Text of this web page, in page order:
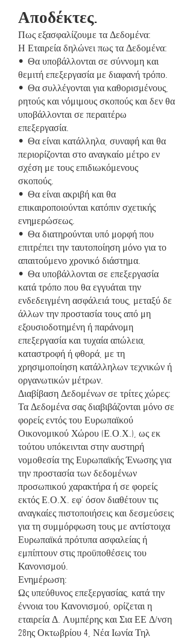
Αποδέκτες.
Πως εξασφαλίζουμε τα Δεδομένα:
Η Εταιρεία δηλώνει πως τα Δεδομένα:
• Θα υποβάλλονται σε σύννομη και
θεμιτή επεξεργασία με διαφανή τρόπο.
• Θα συλλέγονται για καθορισμένους,
ρητούς και νόμιμους σκοπούς και δεν θα
υποβάλλονται σε περαιτέρω
επεξεργασία.
• Θα είναι κατάλληλα, συναφή και θα
περιορίζονται στο αναγκαίο μέτρο εν
σχέση με τους επιδιωκόμενους
σκοπούς.
• Θα είναι ακριβή και θα
επικαιροποιούνται κατόπιν σχετικής
ενημερώσεως.
• Θα διατηρούνται υπό μορφή που
επιτρέπει την ταυτοποίηση μόνο για το
απαιτούμενο χρονικό διάστημα.
• Θα υποβάλλονται σε επεξεργασία
κατά τρόπο που θα εγγυάται την
ενδεδειγμένη ασφάλειά τους, μεταξύ δε
άλλων την προστασία τους από μη
εξουσιοδοτημένη ή παράνομη
επεξεργασία και τυχαία απώλεια,
καταστροφή ή φθορά, με τη
χρησιμοποίηση κατάλληλων τεχνικών ή
οργανωτικών μέτρων.
Διαβίβαση Δεδομένων σε τρίτες χώρες:
Τα Δεδομένα σας διαβιβάζονται μόνο σε
φορείς εντός του Ευρωπαϊκού
Οικονομικού Χώρου (Ε.Ο.Χ.), ως εκ
τούτου υπόκεινται στην αυστηρή
νομοθεσία της Ευρωπαϊκής Ένωσης για
την προστασία των δεδομένων
προσωπικού χαρακτήρα ή σε φορείς
εκτός Ε.Ο.Χ. εφ’ όσον διαθέτουν τις
αναγκαίες πιστοποιήσεις και δεσμεύσεις
για τη συμμόρφωση τους με αντίστοιχα
Ευρωπαϊκά πρότυπα ασφαλείας ή
εμπίπτουν στις προϋποθέσεις του
Κανονισμού.
Ενημέρωση:
Ως υπεύθυνος επεξεργασίας, κατά την
έννοια του Κανονισμού, ορίζεται η
εταιρεία Δ. Λυμπέρης και Σια ΕΕ Δ/νση
28ης Οκτωβρίου 4, Νέα Ιωνία Τηλ